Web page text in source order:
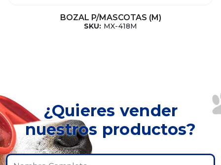
BOZAL P/MASCOTAS (M)
SKU: MX-418M
¿Quieres vender
nuestros productos?